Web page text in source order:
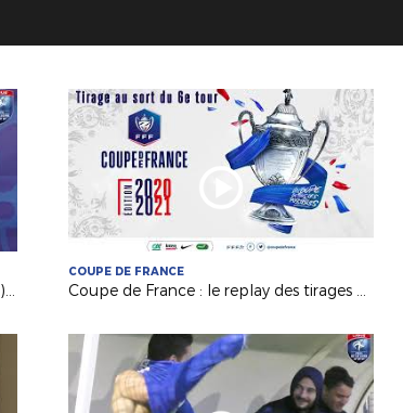
Coupe de France : l'Elan de Gorges (R2) toujours en course !
COUPE DE FRANCE
Coupe de France : le replay des tirages au sort !